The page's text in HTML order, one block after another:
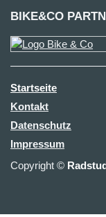
BIKE&CO
Startseite
Kontakt
Datenschutz
Impressum
Copyright ©